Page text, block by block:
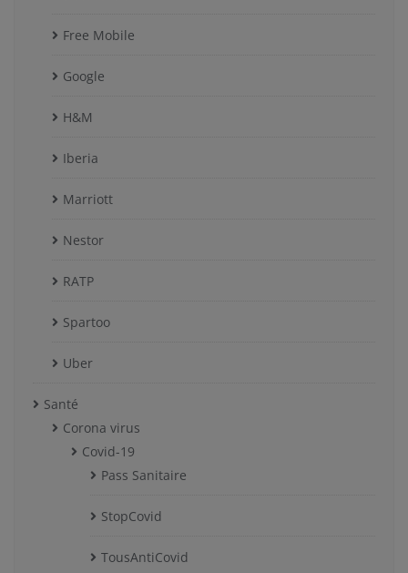
Free Mobile
Google
H&M
Iberia
Marriott
Nestor
RATP
Spartoo
Uber
Santé
Corona virus
Covid-19
Pass Sanitaire
StopCovid
TousAntiCovid